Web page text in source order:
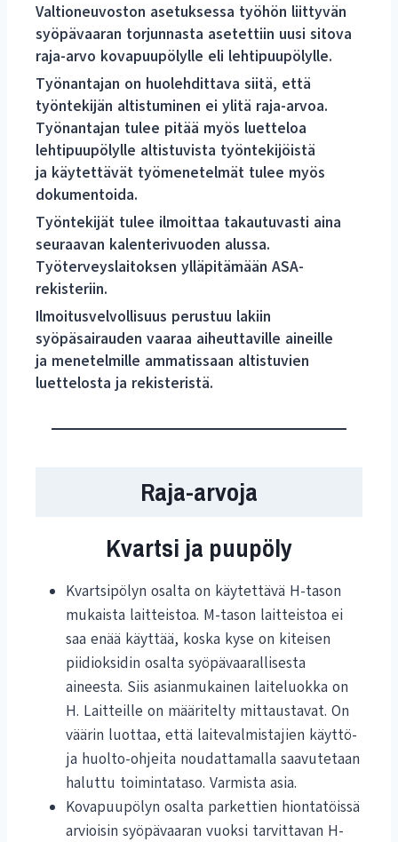
Valtioneuvoston asetuksessa työhön liittyvän
syöpävaaran torjunnasta asetettiin uusi sitova
raja-arvo kovapuupölylle eli lehtipuupölylle.
Työnantajan on huolehdittava siitä, että
työntekijän altistuminen ei ylitä raja-arvoa.
Työnantajan tulee pitää myös luetteloa
lehtipuupölylle altistuvista työntekijöistä
ja käytettävät työmenetelmät tulee myös
dokumentoida.
Työntekijät tulee ilmoittaa takautuvasti aina
seuraavan kalenterivuoden alussa.
Työterveyslaitoksen ylläpitämään ASA-
rekisteriin.
Ilmoitusvelvollisuus perustuu lakiin
syöpäsairauden vaaraa aiheuttaville aineille
ja menetelmille ammatissaan altistuvien
luettelosta ja rekisteristä.
Raja-arvoja
Kvartsi ja puupöly
Kvartsipölyn osalta on käytettävä H-tason
mukaista laitteistoa. M-tason laitteistoa ei
saa enää käyttää, koska kyse on kiteisen
piidioksidin osalta syöpävaarallisesta
aineesta. Siis asianmukainen laiteluokka on
H. Laitteille on määritelty mittaustavat. On
väärin luottaa, että laitevalmistajien käyttö-
ja huolto-ohjeita noudattamalla saavutetaan
haluttu toimintataso. Varmista asia.
Kovapuupölyn osalta parkettien hiontatöissä
arvioisin syöpävaaran vuoksi tarvittavan H-